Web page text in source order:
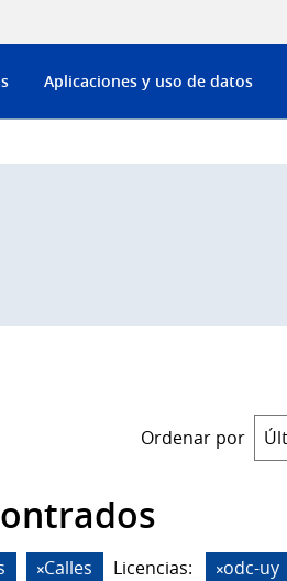
Aplicaciones y uso de datos
Ordenar por
Calles Licencias: odc-uy